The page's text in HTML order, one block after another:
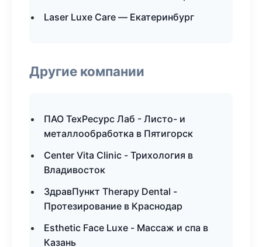
Laser Luxe Care — Екатеринбург
Другие компании
ПАО ТехРесурс Лаб - Листо- и
металлообработка в Пятигорск
Center Vita Clinic - Трихология в
Владивосток
ЗдравПункт Therapy Dental -
Протезирование в Краснодар
Esthetic Face Luxe - Массаж и спа в
Казань